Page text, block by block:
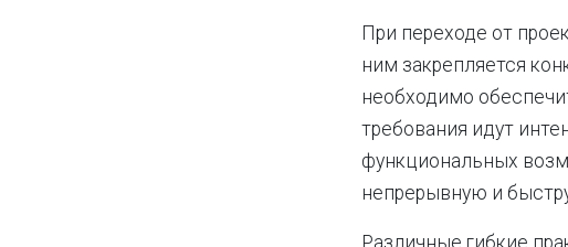
При переходе от
ним закрепляется
необходимо
требования идут
функциональных
непрерывную и
Различные гибкие